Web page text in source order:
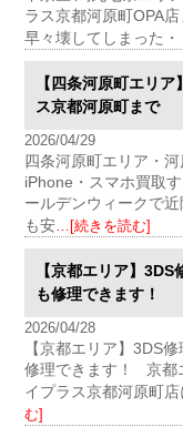
ラス京都河原町OPA
早々壊してしまった・
【四条河原町エリ
ス京都河原町まで
2026/04/29
四条河原町エリア・
iPhone・スマホ買取
ールデンウィークで
も安…[続きを読む]
【京都エリア】
も修理できます！
2026/04/28
【京都エリア】3DS
修理できます！ 京都
イプラス京都河原町
む]